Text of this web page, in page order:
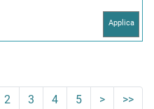
2 3 4 5 > >>